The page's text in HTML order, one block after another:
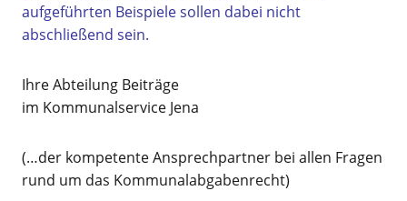
aufgeführten Beispiele sollen dabei nicht
abschließend sein.
Ihre Abteilung Beiträge
im Kommunalservice Jena
(…der kompetente Ansprechpartner bei allen Fragen
rund um das Kommunalabgabenrecht)